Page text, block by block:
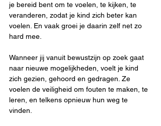
je bereid bent om te voelen, te kijken, te
veranderen, zodat je kind zich beter kan
voelen. En vaak groei je daarin zelf net zo
hard mee.
Wanneer jij vanuit bewustzijn op zoek gaat
naar nieuwe mogelijkheden, voelt je kind
zich gezien, gehoord en gedragen. Ze
voelen de veiligheid om fouten te maken, te
leren, en telkens opnieuw hun weg te
vinden.